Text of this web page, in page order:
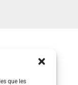
que les